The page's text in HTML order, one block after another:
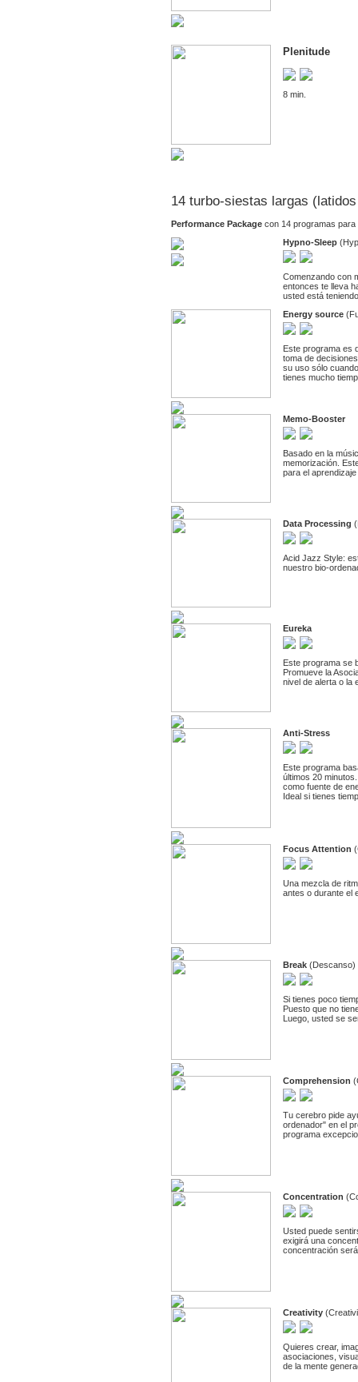
Plenitude
8 min.
14 turbo-siestas largas
Performance Package con 14 programas
Hypno-Sleep
Comenzando con
entonces te lleva
usted está
Energy source
Este programa es
toma de
su uso sólo
tienes mucho
Memo-Booster
Basado en la
memorización.
para el
Data Processing
Acid Jazz Style:
nuestro bio-
Eureka
Este programa se
Promueve la
nivel de alerta o la
Anti-Stress
Este programa
últimos 20
como fuente de
Ideal si tienes
Focus Attention
Una mezcla de
antes o durante el
Break (Descanso)
Si tienes poco
Puesto que no
Luego, usted se
Comprehension
Tu cerebro pide
ordenador" en el
programa
Concentration
Usted puede
exigirá una
concentración
Creativity
Quieres crear,
asociaciones,
de la mente